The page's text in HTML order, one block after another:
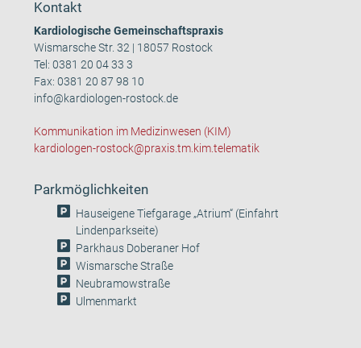
Kontakt
Kardiologische Gemeinschaftspraxis
Wismarsche Str. 32 | 18057 Rostock
Tel:0381 20 04 33 3
Fax: 0381 20 87 98 10
info@kardiologen-rostock.de
Kommunikation im Medizinwesen (KIM)
kardiologen-rostock@praxis.tm.kim.telematik
Parkmöglichkeiten
Hauseigene Tiefgarage „Atrium“ (Einfahrt
Lindenparkseite)
Parkhaus Doberaner Hof
Wismarsche Straße
Neubramowstraße
Ulmenmarkt